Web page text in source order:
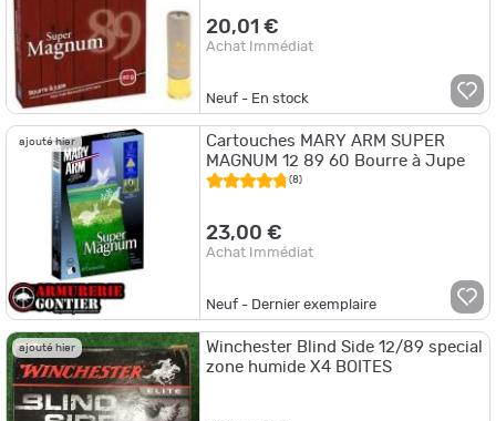
20,01 €
Achat Immédiat
Neuf - En stock
ajouté hier
Cartouches MARY ARM SUPER
MAGNUM 12 89 60 Bourre à Jupe
(8)
23,00 €
Achat Immédiat
Neuf - Dernier exemplaire
ajouté hier
Winchester Blind Side 12/89 special
zone humide X4 BOITES